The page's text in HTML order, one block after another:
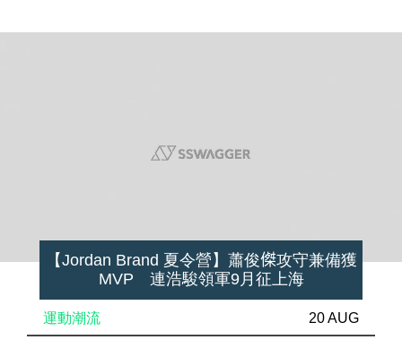
【Jordan Brand 夏令營】蕭俊𠎀攻守兼備獲
MVP 連浩駿領軍9月征上海
運動潮流 20 AUG